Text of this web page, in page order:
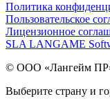
Политика
Пользовательское
Лицензионное
SLA LANGAME
© ООО «Лангейм
Выберите страну и